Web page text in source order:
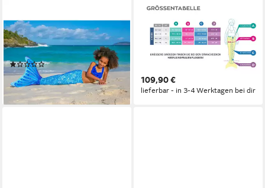
Taucherbrille Fin Fun
Meerjungfrau Mermaidens
Blau S/M
(1)
79,90 €
lieferbar - in 3-4 Werktagen bei dir
FIN FUN
Monoflosse Fin Fun
Meerjungfrauenflosse
Kindergrößen - Bronzed
109,90 €
lieferbar - in 3-4 Werktagen bei dir